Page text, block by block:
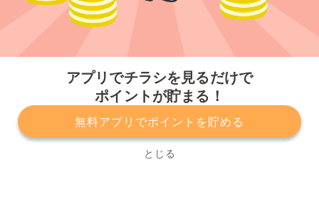
アプリでチラシを見るだけで
ポイントが貯まる！
無料アプリでポイントを貯める
とじる
プライバシーポリシー 利用規約
運営会社
サービスに関してのお問い合わせ